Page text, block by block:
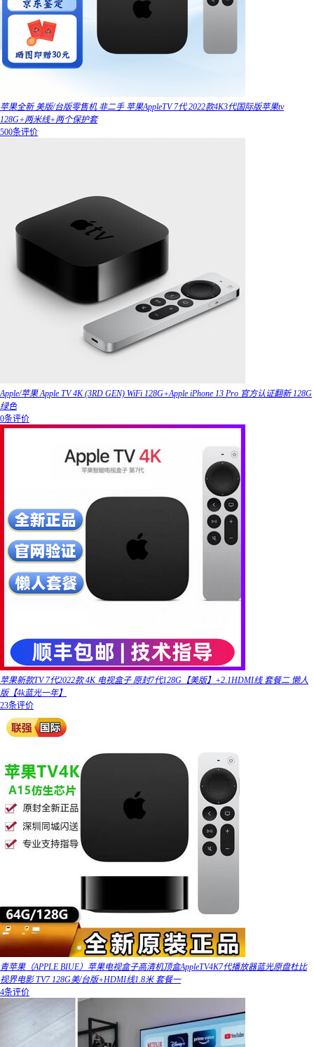
苹果全新 美版/台版零售机 非二手 苹果AppleTV 7代 2022款4K3代国际版苹果tv
128G+两米线+两个保护套
500条评价
Apple/苹果 Apple TV 4K (3RD GEN) WiFi 128G+Apple iPhone 13 Pro 官方认证翻新 128G
绿色
0条评价
苹果新款TV 7代2022款 4K 电视盒子 原封7代128G【美版】+2.1HDMI线 套餐二 懒人
版【4k蓝光一年】
23条评价
青苹果（APPLE BIUE）苹果电视盒子高清机顶盒AppleTV4K7代播放器蓝光原盘杜比
视界电影 TV7 128G美/台版+HDMI线1.8米 套餐一
4条评价